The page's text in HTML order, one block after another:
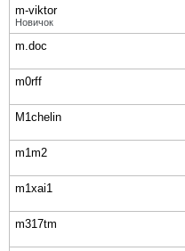
m-viktor
Новичок
m.doc
m0rff
M1chelin
m1m2
m1xai1
m317tm